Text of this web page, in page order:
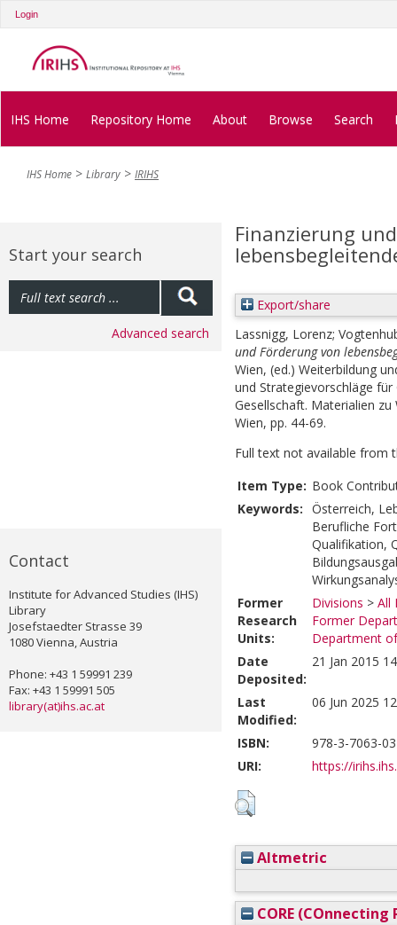
Login
IHS Home Repository Home About Browse Search
IHS Home Library IRIHS
Start your search
Advanced search
Contact
Institute for Advanced Studies (IHS)
Library
Josefstaedter Strasse 39
1080 Vienna, Austria
Phone: +43 1 59991 239
Fax: +43 1 59991 505
library(at)ihs.ac.at
Finanzierung
Export/share
Lassnigg, Lorenz;
und Förderung von
Wien, (ed.) Weiterbildung
und Strategievorschläge
Gesellschaft. Materialien
Wien, pp. 44-69.
Full text not available from
Item Type: Book
Keywords: Österreich,
Berufliche
Qualifikation,
Former
Research
Units:
Divisions > All
Former
Department
Date
Deposited:
21 Jan 2015
Last
Modified:
06 Jun 2025
ISBN:
978-3-7063-
URI:
https://
Altmetric
CORE (COnnecting